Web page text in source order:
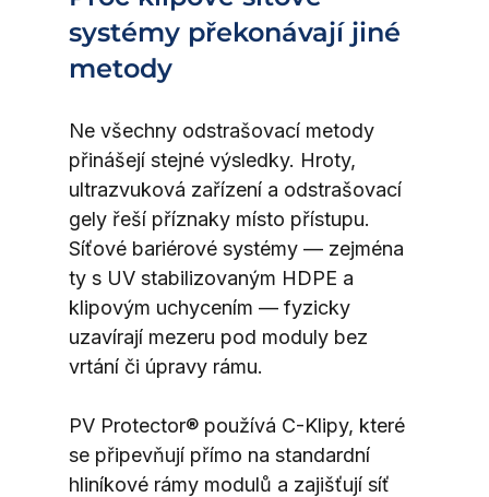
systémy překonávají jiné
metody
Ne všechny odstrašovací metody
přinášejí stejné výsledky. Hroty,
ultrazvuková zařízení a odstrašovací
gely řeší příznaky místo přístupu.
Síťové bariérové systémy — zejména
ty s UV stabilizovaným HDPE a
klipovým uchycením — fyzicky
uzavírají mezeru pod moduly bez
vrtání či úpravy rámu.
PV Protector® používá C-Klipy, které
se připevňují přímo na standardní
hliníkové rámy modulů a zajišťují síť